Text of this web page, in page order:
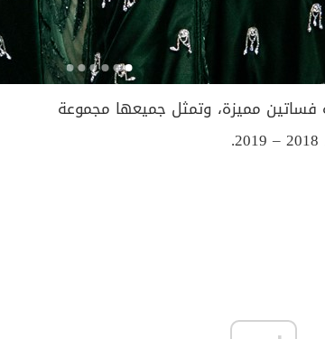
مميزة، وتمثل جميعها مجموعة